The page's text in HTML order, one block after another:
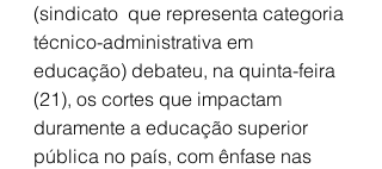
(sindicato  que representa categoria
técnico-administrativa em
educação) debateu, na quinta-feira
(21), os cortes que impactam
duramente a educação superior
pública no país, com ênfase nas